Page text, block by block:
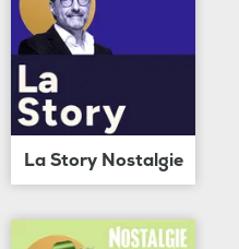
La Story Nostalgie